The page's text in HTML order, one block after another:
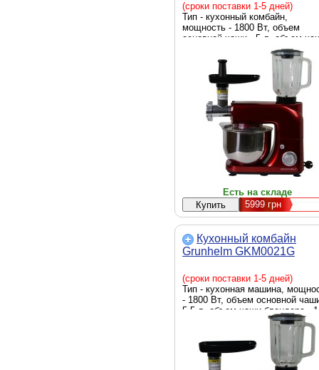
(сроки поставки 1-5 дней)
Тип - кухонный комбайн,
мощность - 1800 Вт, объем
основной чаши - 5 л, объем
блендера - 1.5 л, функции -
смешивание, замешивание
блендер, мясорубка, габариты -
55.6 х 34.6 х 30.6 см, Цвет -
красный
Есть на складе
5999 грн
Кухонный комбайн
Grunhelm GKM0021G
(сроки поставки 1-5 дней)
Тип - кухонная машина,
- 1800 Вт, объем основной
5.5 л, объем чаши блендера -
л, функции - смешивание,
замешивание теста, блендер,
мясорубка, Цвет - розовый